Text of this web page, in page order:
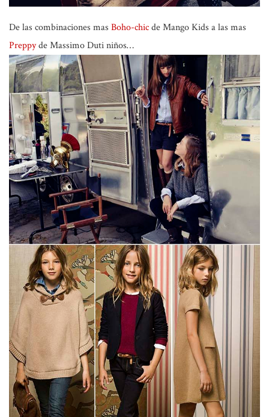
De las combinaciones mas Boho-chicde Mango Kids a las mas
Preppyde Massimo Duti niños…